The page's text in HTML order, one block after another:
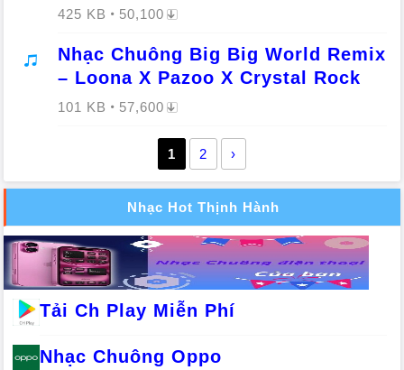
425 KB 50,100
Nhạc Chuông Big Big World Remix
– Loona X Pazoo X Crystal Rock
101 KB 57,600
1 2 ›
Nhạc Hot Thịnh Hành
Tải Ch Play Miễn Phí
Nhạc Chuông Oppo